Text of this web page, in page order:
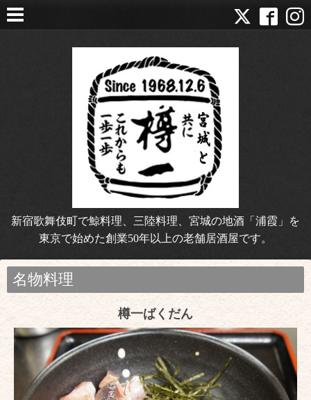
新宿歌舞伎町で鯨料理、三陸料理、宮城の地酒「浦霞」を
東京で始めた創業50年以上の老舗居酒屋です。
名物料理
樽一ばくだん